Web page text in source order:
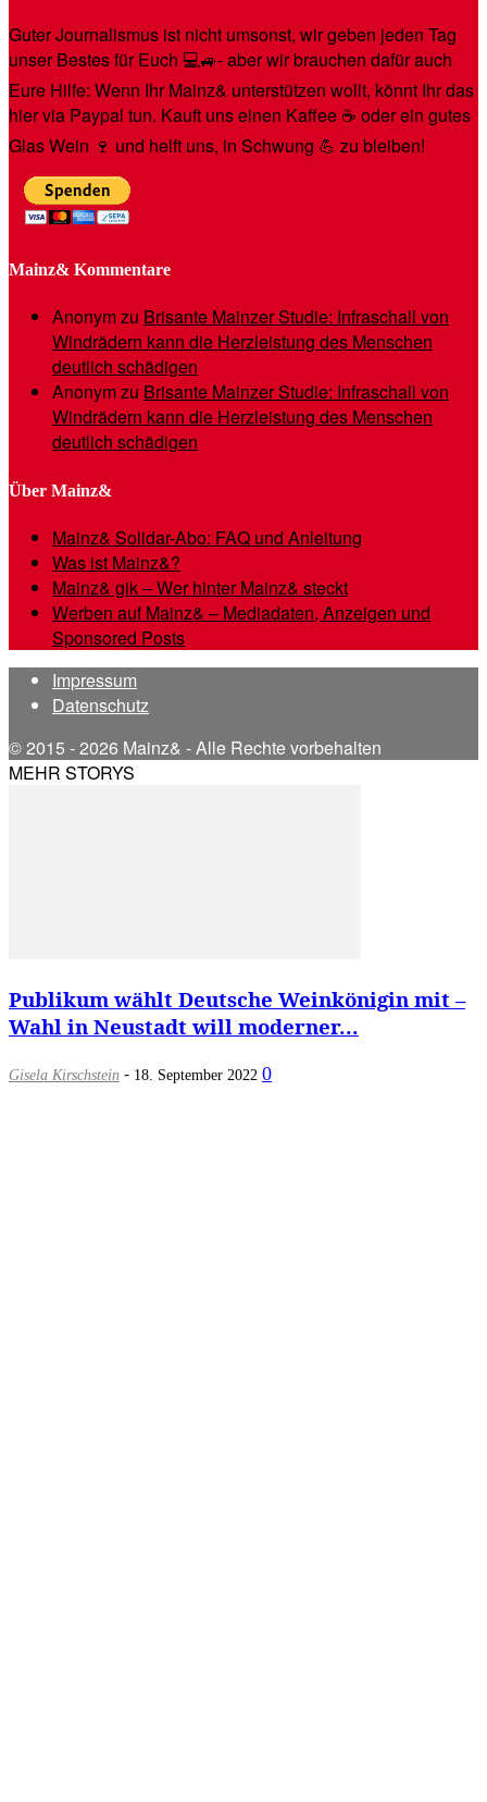
Guter Journalismus ist nicht umsonst, wir geben jeden Tag
unser Bestes für Euch 💻🚙- aber wir brauchen dafür auch
Eure Hilfe: Wenn Ihr Mainz& unterstützen wollt, könnt Ihr das
hier via Paypal tun. Kauft uns einen Kaffee ☕️ oder ein gutes
Glas Wein 🍷 und helft uns, in Schwung 💪 zu bleiben!
Mainz& Kommentare
Anonymzu Brisante Mainzer Studie: Infraschall von
Windrädern kann die Herzleistung des Menschen
deutlich schädigen
Anonymzu Brisante Mainzer Studie: Infraschall von
Windrädern kann die Herzleistung des Menschen
deutlich schädigen
Über Mainz&
Mainz& Solidar-Abo: FAQ und Anleitung
Was ist Mainz&?
Mainz& gik – Wer hinter Mainz& steckt
Werben auf Mainz& – Mediadaten, Anzeigen und
Sponsored Posts
Impressum
Datenschutz
© 2015 - 2026 Mainz& - Alle Rechte vorbehalten
MEHR STORYS
Publikum wählt Deutsche Weinkönigin mit –
Wahl in Neustadt will moderner...
Gisela Kirschstein - 18. September 2022 0